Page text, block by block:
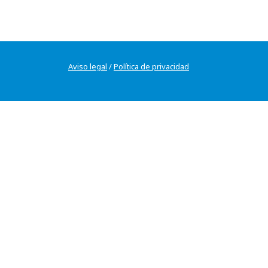
Aviso legal /Política de privacidad